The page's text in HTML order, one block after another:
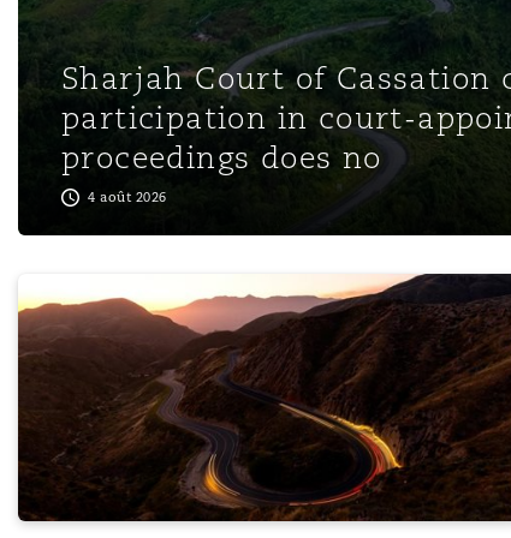
Paris
Southampton
Warsaw
Sharjah Court of
participation in court-
proceedings does no
4 août 2026
Arbitration Spotlight: Technology Disputes in the